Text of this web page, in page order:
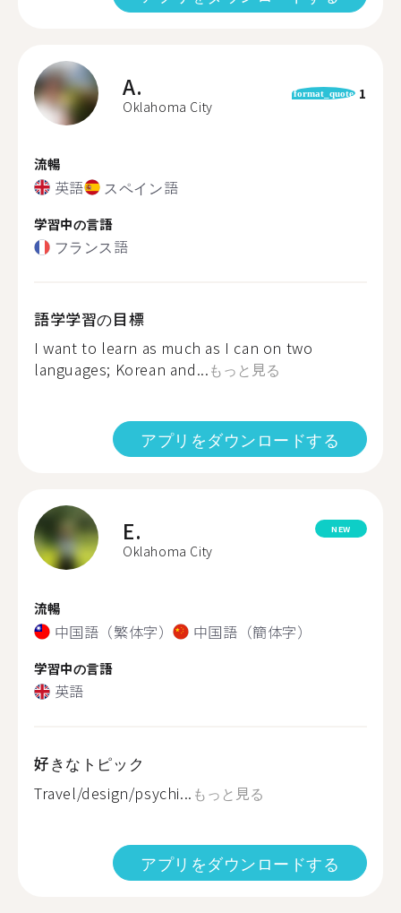
A.
Oklahoma City
format_quote 1
流暢
英語 スペイン語
学習中の言語
フランス語
語学学習の目標
I want to learn as much as I can on two
languages; Korean and...もっと見る
アプリをダウンロードする
E.
Oklahoma City
NEW
流暢
中国語（繁体字） 中国語（簡体字）
学習中の言語
英語
好きなトピック
Travel/design/psychi... もっと見る
アプリをダウンロードする